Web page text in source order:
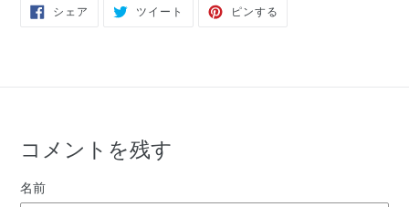
シェア FACEBOOKツイート TWITTER ピンする
コメントを残す
名前